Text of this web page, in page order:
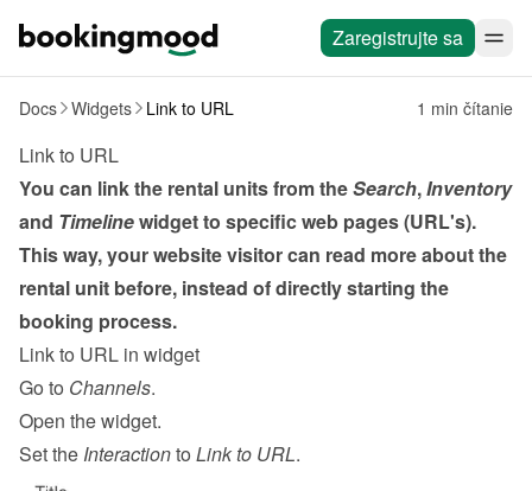
Zaregistrujte sa
Docs Widgets Link to URL 1 min čítanie
Link to URL
You can link the rental units from the Search, Inventory
and Timeline widget to specific web pages (URL's).
This way, your website visitor can read more about the
rental unit before, instead of directly starting the
booking process.
Link to URL in widget
Go to Channels.
Open the widget.
Set the Interaction to Link to URL.